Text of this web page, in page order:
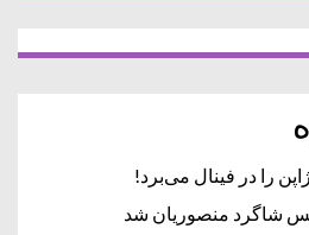
را در فینال می‌برد!
شاگرد منصوریان شد